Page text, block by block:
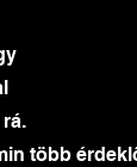
rá.
több